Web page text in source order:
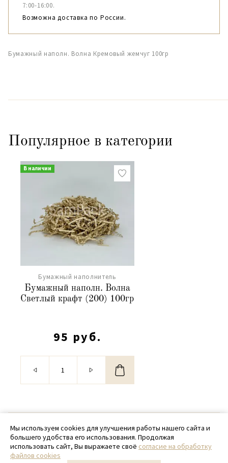
7:00-16:00.
Возможна доставка по России.
Бумажный наполн. Волна Кремовый жемчуг 100гр
Популярное в категории
В наличии
Бумажный наполнитель
Бумажный наполн. Волна
Светлый крафт (200) 100гр
95 руб.
© 2020 - 2026 SamPack
+ 7 (918) 699-97-87
zakaz@sampack.store
Мы используем cookies для улучшения работы нашего сайта и
большего удобства его использования. Продолжая
использовать сайт, Вы выражаете своё согласие на обработку
файлов cookies